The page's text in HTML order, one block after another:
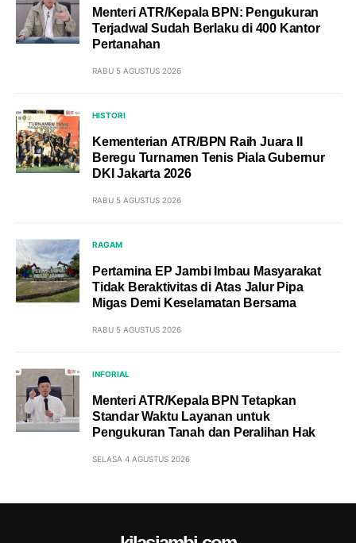
Menteri ATR/Kepala BPN: Pengukuran
Terjadwal Sudah Berlaku di 400 Kantor
Pertanahan
RABU 5 AGUSTUS 2026
HISTORI
Kementerian ATR/BPN Raih Juara II
Beregu Turnamen Tenis Piala Gubernur
DKI Jakarta 2026
RABU 5 AGUSTUS 2026
RAGAM
Pertamina EP Jambi Imbau Masyarakat
Tidak Beraktivitas di Atas Jalur Pipa
Migas Demi Keselamatan Bersama
RABU 5 AGUSTUS 2026
INFORIAL
Menteri ATR/Kepala BPN Tetapkan
Standar Waktu Layanan untuk
Pengukuran Tanah dan Peralihan Hak
SELASA 4 AGUSTUS 2026